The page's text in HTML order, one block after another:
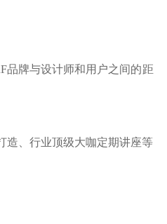
品牌与设计师和用户之间的距
造、行业顶级大咖定期讲座等